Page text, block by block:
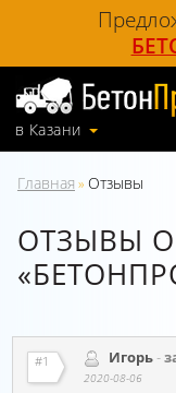
в Казани
Главная » Отзывы
ОТЗЫВЫ
#1 Игорь-
2020-08-06